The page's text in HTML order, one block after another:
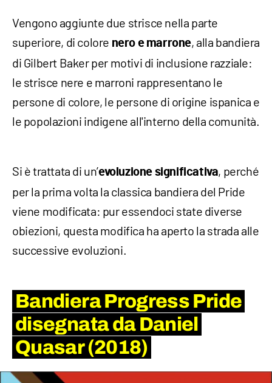
Vengono aggiunte due strisce nella parte
superiore, di colore nero e marrone, alla bandiera
di Gilbert Baker per motivi di inclusione razziale:
le strisce nere e marroni rappresentano le
persone di colore, le persone di origine ispanica e
le popolazioni indigene all'interno della comunità.
Si è trattata di un’evoluzione significativa, perché
per la prima volta la classica bandiera del Pride
viene modificata: pur essendoci state diverse
obiezioni, questa modifica ha aperto la strada alle
successive evoluzioni.
Bandiera Progress Pride
disegnata da Daniel
Quasar (2018)